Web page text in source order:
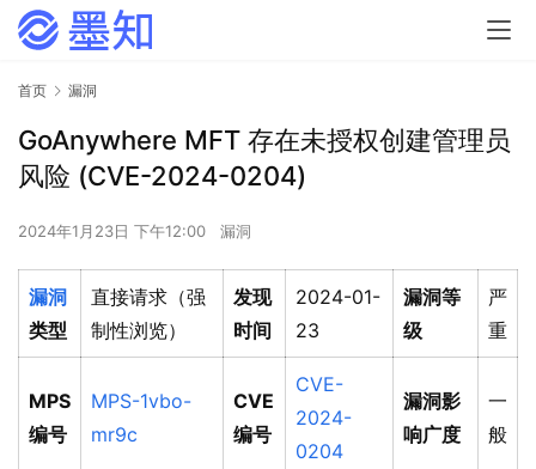
首页 漏洞
GoAnywhere MFT 存在未授权创建管理员
风险 (CVE-2024-0204)
2024年1月23日 下午12:00 漏洞
漏洞
类型
直接请求（强
制性浏览）
发现
时间
2024-01-
23
漏洞等
级
严
重
MPS
编号
MPS-1vbo-
mr9c
CVE
编号
CVE-
2024-
0204
漏洞影
响广度
一
般